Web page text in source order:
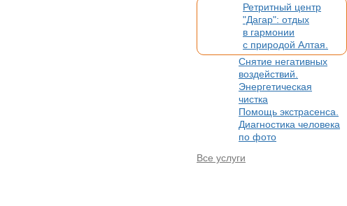
Ретритный центр
"Дагар": отдых
в гармонии
с природой Алтая.
Помощь
в организации
вашего
мероприятия
Снятие негативных
воздействий.
Энергетическая
чистка
Помощь экстрасенса.
Диагностика человека
по фото
Все услуги